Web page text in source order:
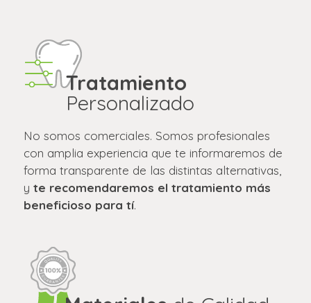
Tratamiento
Personalizado
No somos comerciales. Somos profesionales
con amplia experiencia que te informaremos de
forma transparente de las distintas alternativas,
y te recomendaremos el tratamiento más
beneficioso para tí.